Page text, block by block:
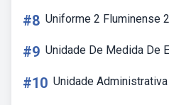
#8 Uniforme 2 Fluminense
#9 Unidade De Medida De
#10 Unidade